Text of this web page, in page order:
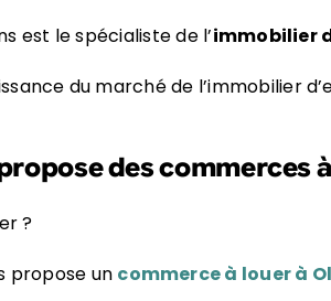
est le spécialiste de l’immobilier
du marché de l’immobilier
des commerces
?
propose un commerce à louer à